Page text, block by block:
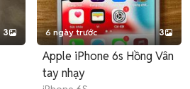
3 6 ngày trước 3
Apple iPhone 6s Hồng Vân
tay nhạy